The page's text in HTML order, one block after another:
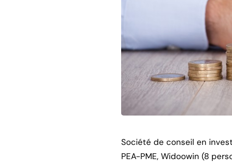
Société de conseil en
PEA-PME, Widoowin (8